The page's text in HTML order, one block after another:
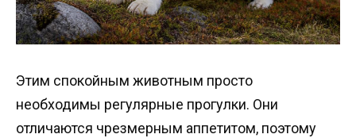
Этим спокойным животным просто
необходимы регулярные прогулки. Они
отличаются чрезмерным аппетитом, поэтому